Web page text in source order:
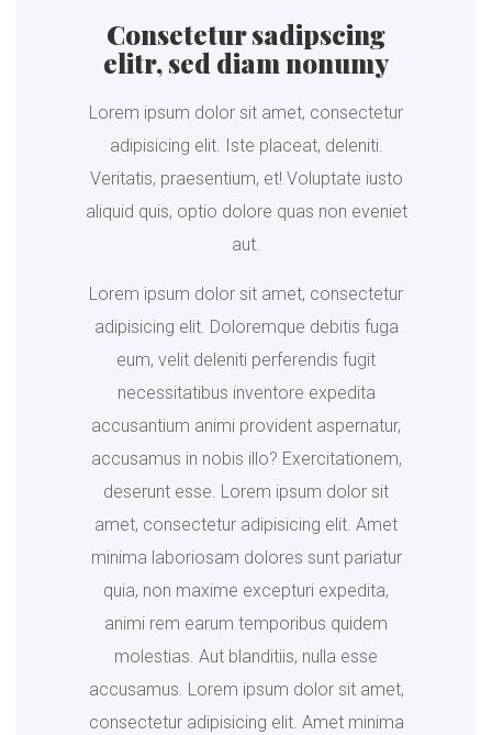
Consetetur sadipscing
elitr, sed diam nonumy
Lorem ipsum dolor sit amet, consectetur
adipisicing elit. Iste placeat, deleniti.
Veritatis, praesentium, et! Voluptate iusto
aliquid quis, optio dolore quas non eveniet
aut.
Lorem ipsum dolor sit amet, consectetur
adipisicing elit. Doloremque debitis fuga
eum, velit deleniti perferendis fugit
necessitatibus inventore expedita
accusantium animi provident aspernatur,
accusamus in nobis illo? Exercitationem,
deserunt esse. Lorem ipsum dolor sit
amet, consectetur adipisicing elit. Amet
minima laboriosam dolores sunt pariatur
quia, non maxime excepturi expedita,
animi rem earum temporibus quidem
molestias. Aut blanditiis, nulla esse
accusamus. Lorem ipsum dolor sit amet,
consectetur adipisicing elit. Amet minima